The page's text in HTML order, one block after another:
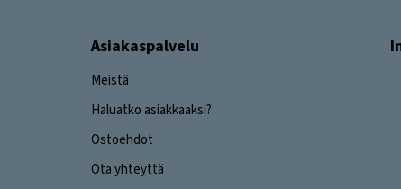
Asiakaspalvelu
Meistä
Haluatko asiakkaaksi?
Ostoehdot
Ota yhteyttä